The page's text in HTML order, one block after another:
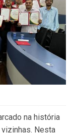
na história
Nesta